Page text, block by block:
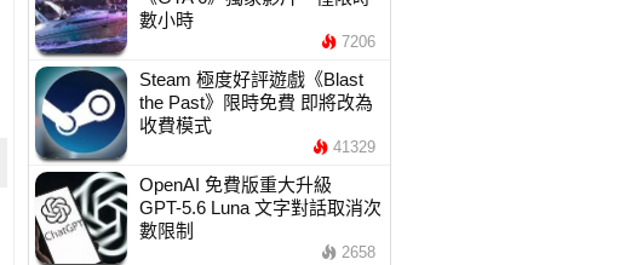
數小時
7206
Steam 極度好評遊戲《Blast
the Past》限時免費 即將改為
收費模式
41329
OpenAI 免費版重大升級
GPT-5.6 Luna 文字對話取消次
數限制
2658